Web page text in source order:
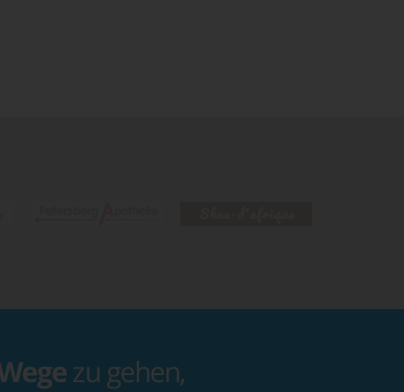
zu gehen,